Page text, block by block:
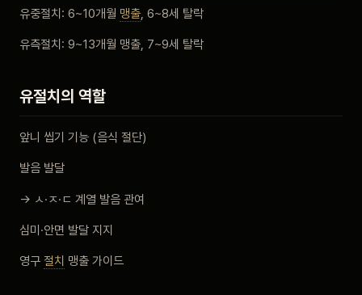
유중절치: 6~10개월 맹출, 6~8세 탈락
유측절치: 9~13개월 맹출, 7~9세 탈락
유절치의 역할
앞니 씹기 기능 (음식 절단)
발음 발달
→ ㅅ·ㅈ·ㄷ 계열 발음 관여
심미·안면 발달 지지
영구 절치 맹출 가이드